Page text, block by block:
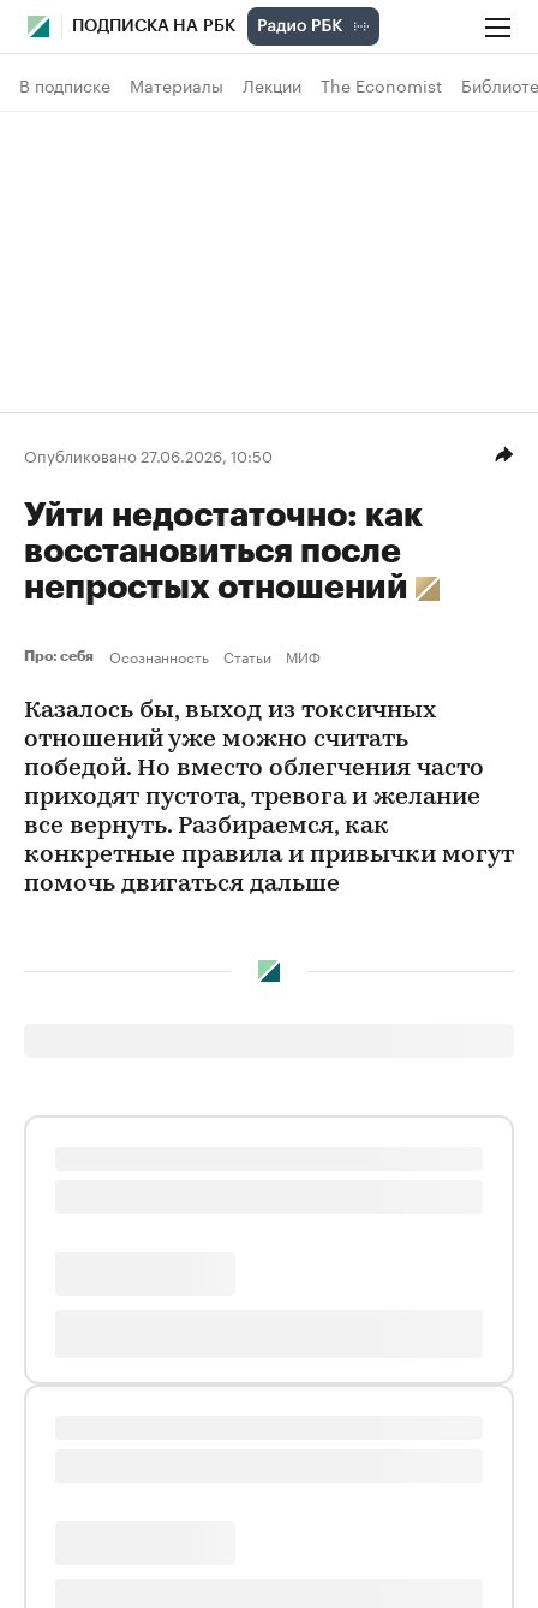
ПОДПИСКА НА РБК
В подписке Материалы Лекции The Economist
Опубликовано 27.06.2026, 10:50
Уйти недостаточно: как
восстановиться после
непростых отношений
Про: себя Осознанность Статьи МИФ
Казалось бы, выход из токсичных
отношений уже можно считать
победой. Но вместо облегчения часто
приходят пустота, тревога и желание
все вернуть. Разбираемся, как
конкретные правила и привычки могут
помочь двигаться дальше